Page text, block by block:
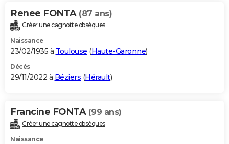
Renee FONTA (87 ans)
Créer une cagnotte obsèques
Naissance
23/02/1935 à Toulouse (Haute-Garonne)
Décès
29/11/2022 à Béziers (Hérault)
Francine FONTA (99 ans)
Créer une cagnotte obsèques
Naissance